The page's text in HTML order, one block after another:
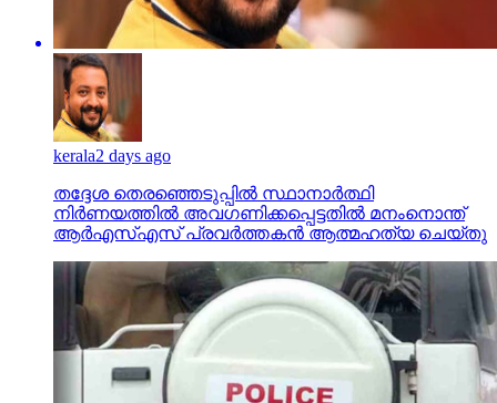
kerala2 days ago
തദ്ദേശ തെരഞ്ഞെടുപ്പില്‍ സ്ഥാനാര്‍ത്ഥി
നിര്‍ണയത്തില്‍ അവഗണിക്കപ്പെട്ടതില്‍ മനംനൊന്ത്
ആര്‍എസ്എസ് പ്രവര്‍ത്തകന്‍ ആത്മഹത്യ ചെയ്തു